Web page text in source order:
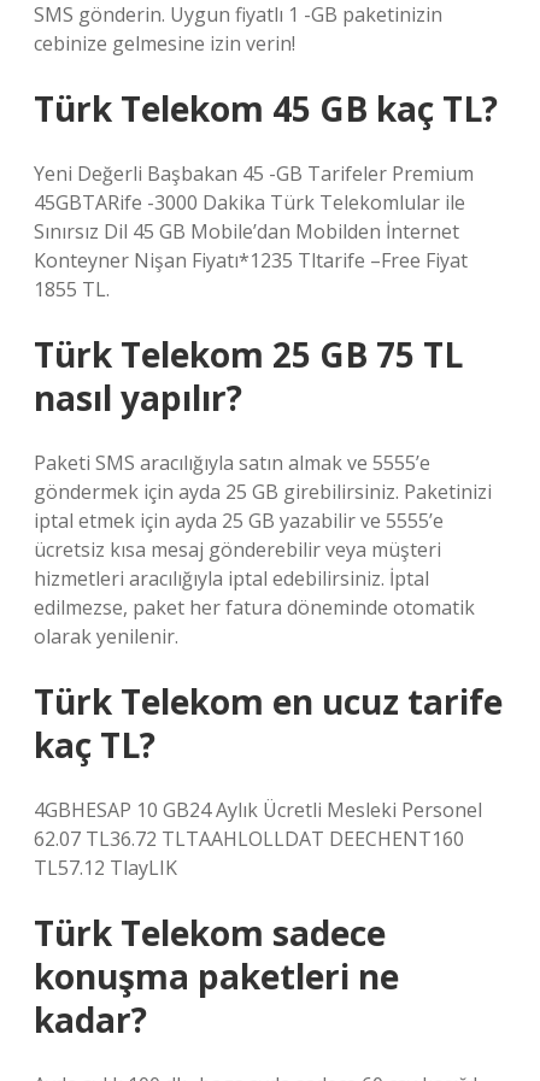
SMS gönderin. Uygun fiyatlı 1 -GB paketinizin
cebinize gelmesine izin verin!
Türk Telekom 45 GB kaç TL?
Yeni Değerli Başbakan 45 -GB Tarifeler Premium
45GBTARife -3000 Dakika Türk Telekomlular ile
Sınırsız Dil 45 GB Mobile’dan Mobilden İnternet
Konteyner Nişan Fiyatı*1235 Tltarife –Free Fiyat
1855 TL.
Türk Telekom 25 GB 75 TL
nasıl yapılır?
Paketi SMS aracılığıyla satın almak ve 5555’e
göndermek için ayda 25 GB girebilirsiniz. Paketinizi
iptal etmek için ayda 25 GB yazabilir ve 5555’e
ücretsiz kısa mesaj gönderebilir veya müşteri
hizmetleri aracılığıyla iptal edebilirsiniz. İptal
edilmezse, paket her fatura döneminde otomatik
olarak yenilenir.
Türk Telekom en ucuz tarife
kaç TL?
4GBHESAP 10 GB24 Aylık Ücretli Mesleki Personel
62.07 TL36.72 TLTAAHLOLLDAT DEECHENT160
TL57.12 TlayLIK
Türk Telekom sadece
konuşma paketleri ne
kadar?